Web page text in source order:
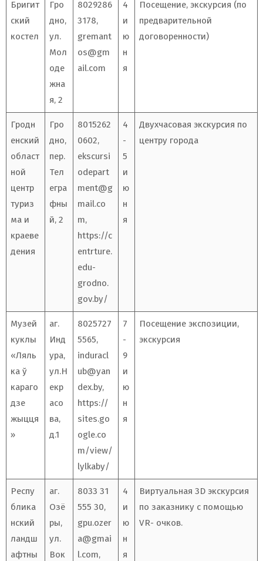
Бригит
ский
костел
Гро
дно,
ул.
Мол
оде
жна
я, 2
8029286
3178,
gremant
os@gm
ail.com
4
и
ю
н
я
Посещение, экскурсия (по
предварительной
договоренности)
Гродн
енский
област
ной
центр
туриз
ма и
краеве
дения
Гро
дно,
пер.
Тел
егра
фны
й, 2
8015262
0602,
ekscursi
odepart
ment@g
mail.co
m,
https://c
entrture.
edu-
grodno.
gov.by/
4
-
5
и
ю
н
я
Двухчасовая экскурсия по
центру города
Музей
куклы
«Ляль
ка ў
караго
дзе
жыцця
»
аг.
Инд
ура,
ул.Н
екр
асо
ва,
д.1
8025727
5565,
induracl
ub@yan
dex.by,
https://
sites.go
ogle.co
m/view/
lylkaby/
7
-
9
и
ю
н
я
Посещение экспозиции,
экскурсия
Респу
блика
нский
ландш
афтны
аг.
Озё
ры,
ул.
Вок
8033 31
555 30,
gpu.ozer
a@gmai
l.com,
4
и
ю
н
я
Виртуальная 3D экскурсия
по заказнику с помощью
VR- очков.